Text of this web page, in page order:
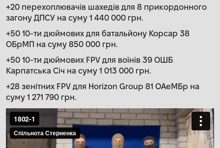
+20 перехоплювачів шахедів для 8 прикордонного
загону ДПСУ на суму 1 440 000 грн.
+50 10-ти дюймових для батальйону Корсар 38
ОБрМП на суму 850 000 грн.
+50 10-ти дюймових FPV для воїнів 39 ОШБ
Карпатська Січ на суму 1 013 000 грн.
+28 зенітних FPV для Horizon Group 81 ОАеМБр на
суму 1 271 790 грн.